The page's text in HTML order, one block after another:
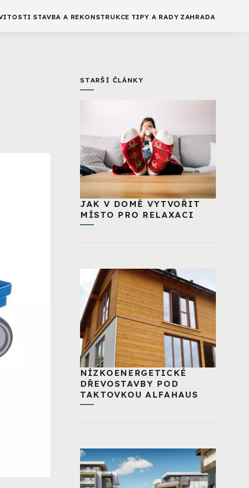
STAVBA A REKONSTRUKCE TIPY A RADY ZAHRADA
STARŠÍ ČLÁNKY
JAK V DOMĚ VYTVOŘIT
MÍSTO PRO RELAXACI
NÍZKOENERGETICKÉ
DŘEVOSTAVBY POD
TAKTOVKOU ALFAHAUS